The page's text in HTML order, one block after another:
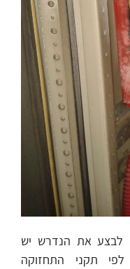
לבצע את הנדרש יש
תקני התחזוקה